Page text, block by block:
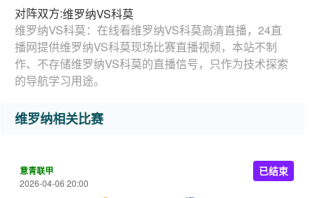
对阵双方:维罗纳VS科莫
维罗纳VS科莫：在线看维罗纳VS科莫高清直播，24直
播网提供维罗纳VS科莫现场比赛直播视频，本站不制
作、不存储维罗纳VS科莫的直播信号，只作为技术探索
的导航学习用途。
维罗纳相关比赛
意青联甲
2026-04-06 20:00
已结束